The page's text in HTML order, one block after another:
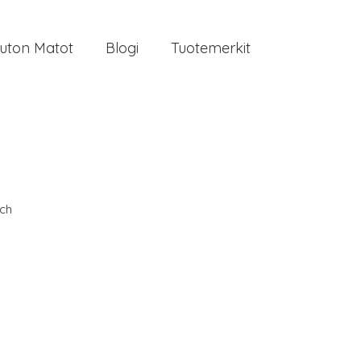
Matot Blogi Tuotemerkit